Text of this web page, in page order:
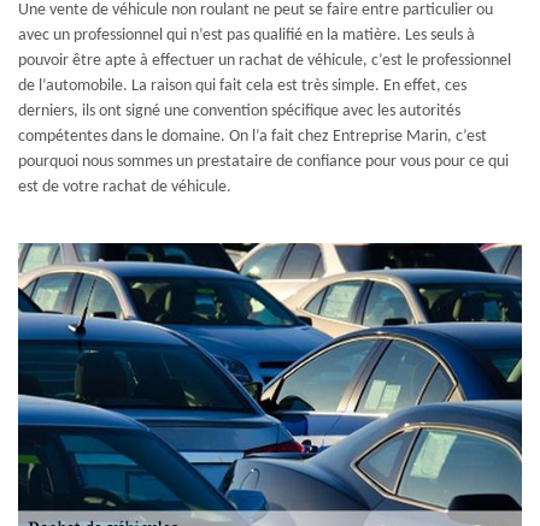
Une vente de véhicule non roulant ne peut se faire entre particulier ou
avec un professionnel qui n’est pas qualifié en la matière. Les seuls à
pouvoir être apte à effectuer un rachat de véhicule, c’est le professionnel
de l’automobile. La raison qui fait cela est très simple. En effet, ces
derniers, ils ont signé une convention spécifique avec les autorités
compétentes dans le domaine. On l’a fait chez Entreprise Marin, c’est
pourquoi nous sommes un prestataire de confiance pour vous pour ce qui
est de votre rachat de véhicule.